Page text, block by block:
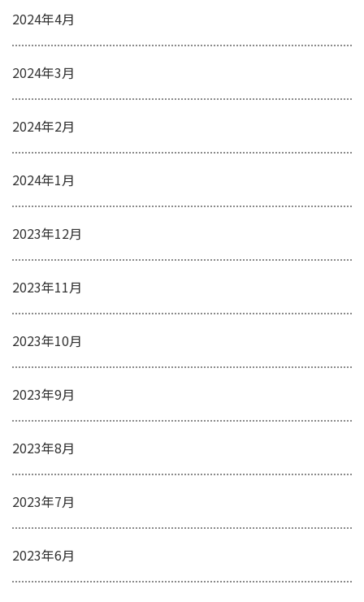
2024年4月
2024年3月
2024年2月
2024年1月
2023年12月
2023年11月
2023年10月
2023年9月
2023年8月
2023年7月
2023年6月